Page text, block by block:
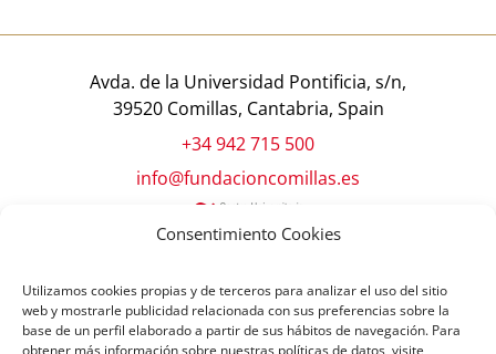
Consentimiento Cookies
Utilizamos cookies propias y de terceros para analizar el uso del sitio
web y mostrarle publicidad relacionada con sus preferencias sobre la
base de un perfil elaborado a partir de sus hábitos de navegación. Para
obtener más información sobre nuestras políticas de datos, visite
Avda. de la Universidad Pontificia, s/n,
39520 Comillas, Cantabria, Spain
+34 942 715 500
info@fundacioncomillas.es